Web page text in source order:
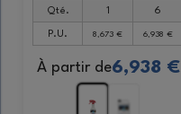
pae
Qté. 1 6
P.U. 8,673 € 6,938 €
À partir de6,938 €